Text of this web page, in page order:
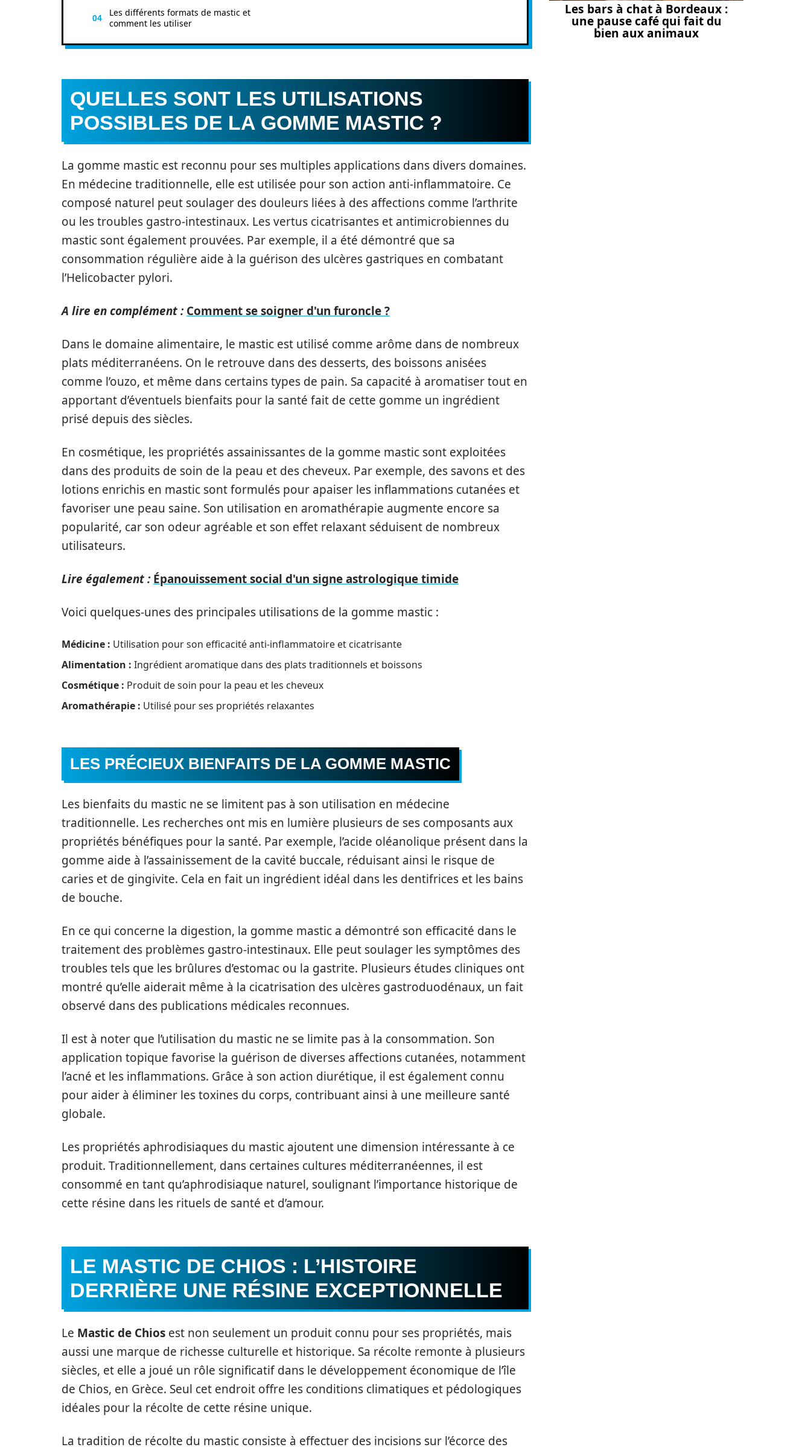
Les différents formats de mastic et
comment les utiliser
QUELLES SONT LES UTILISATIONS
POSSIBLES DE LA GOMME MASTIC ?
La gomme mastic est reconnu pour ses multiples applications dans divers domaines.
En médecine traditionnelle, elle est utilisée pour son action anti-inflammatoire. Ce
composé naturel peut soulager des douleurs liées à des affections comme l’arthrite
ou les troubles gastro-intestinaux. Les vertus cicatrisantes et antimicrobiennes du
mastic sont également prouvées. Par exemple, il a été démontré que sa
consommation régulière aide à la guérison des ulcères gastriques en combatant
l’Helicobacter pylori.
A lire en complément : Comment se soigner d'un furoncle ?
Dans le domaine alimentaire, le mastic est utilisé comme arôme dans de nombreux
plats méditerranéens. On le retrouve dans des desserts, des boissons anisées
comme l’ouzo, et même dans certains types de pain. Sa capacité à aromatiser tout en
apportant d’éventuels bienfaits pour la santé fait de cette gomme un ingrédient
prisé depuis des siècles.
En cosmétique, les propriétés assainissantes de la gomme mastic sont exploitées
dans des produits de soin de la peau et des cheveux. Par exemple, des savons et des
lotions enrichis en mastic sont formulés pour apaiser les inflammations cutanées et
favoriser une peau saine. Son utilisation en aromathérapie augmente encore sa
popularité, car son odeur agréable et son effet relaxant séduisent de nombreux
utilisateurs.
Lire également : Épanouissement social d'un signe astrologique timide
Voici quelques-unes des principales utilisations de la gomme mastic :
Médicine : Utilisation pour son efficacité anti-inflammatoire et cicatrisante
Alimentation : Ingrédient aromatique dans des plats traditionnels et boissons
Cosmétique : Produit de soin pour la peau et les cheveux
Aromathérapie : Utilisé pour ses propriétés relaxantes
LES PRÉCIEUX BIENFAITS DE LA GOMME MASTIC
Les bienfaits du mastic ne se limitent pas à son utilisation en médecine
traditionnelle. Les recherches ont mis en lumière plusieurs de ses composants aux
propriétés bénéfiques pour la santé. Par exemple, l’acide oléanolique présent dans la
gomme aide à l’assainissement de la cavité buccale, réduisant ainsi le risque de
caries et de gingivite. Cela en fait un ingrédient idéal dans les dentifrices et les bains
de bouche.
En ce qui concerne la digestion, la gomme mastic a démontré son efficacité dans le
traitement des problèmes gastro-intestinaux. Elle peut soulager les symptômes des
troubles tels que les brûlures d’estomac ou la gastrite. Plusieurs études cliniques ont
montré qu’elle aiderait même à la cicatrisation des ulcères gastroduodénaux, un fait
observé dans des publications médicales reconnues.
Il est à noter que l’utilisation du mastic ne se limite pas à la consommation. Son
application topique favorise la guérison de diverses affections cutanées, notamment
l’acné et les inflammations. Grâce à son action diurétique, il est également connu
pour aider à éliminer les toxines du corps, contribuant ainsi à une meilleure santé
globale.
Les propriétés aphrodisiaques du mastic ajoutent une dimension intéressante à ce
produit. Traditionnellement, dans certaines cultures méditerranéennes, il est
consommé en tant qu’aphrodisiaque naturel, soulignant l’importance historique de
cette résine dans les rituels de santé et d’amour.
LE MASTIC DE CHIOS : L’HISTOIRE
DERRIÈRE UNE RÉSINE EXCEPTIONNELLE
Le Mastic de Chios est non seulement un produit connu pour ses propriétés, mais
aussi une marque de richesse culturelle et historique. Sa récolte remonte à plusieurs
siècles, et elle a joué un rôle significatif dans le développement économique de l’île
de Chios, en Grèce. Seul cet endroit offre les conditions climatiques et pédologiques
idéales pour la récolte de cette résine unique.
La tradition de récolte du mastic consiste à effectuer des incisions sur l’écorce des
Les bars à chat à Bordeaux :
une pause café qui fait du
bien aux animaux